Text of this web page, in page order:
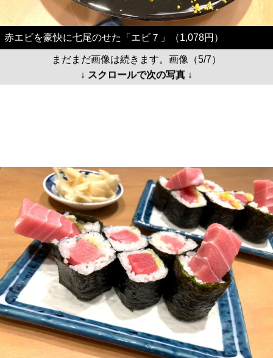
赤エビを豪快に七尾のせた「エビ７」（1,078円）
まだまだ画像は続きます。画像（5/7）
↓ スクロールで次の写真 ↓